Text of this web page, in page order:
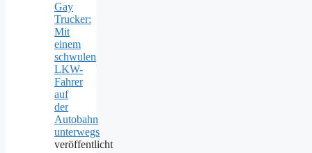
Gay
Trucker:
Mit
einem
schwulen
LKW-
Fahrer
auf
der
Autobahn
unterwegs
veröffentlicht